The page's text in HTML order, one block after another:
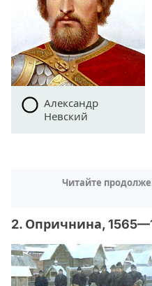
Александр
Невский
Читайте
2. Опричнина,